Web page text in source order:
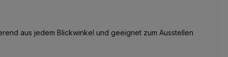
aus jedem Blickwinkel und geeignet zum Ausstellen